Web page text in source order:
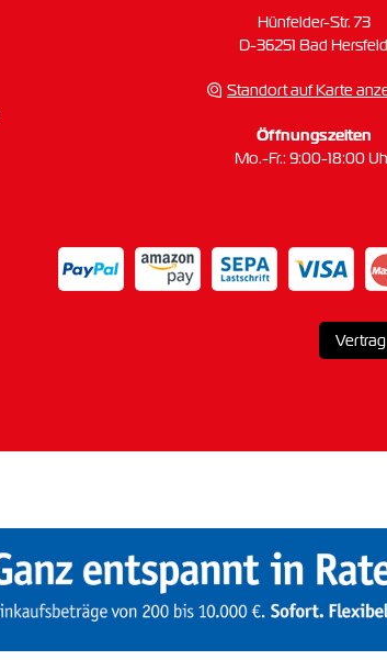
Hünfelder-Str. 73
D-36251 Bad Hersfeld
Standort auf Karte
Öffnungszeiten
Mo.-Fr.: 9:00-18:00